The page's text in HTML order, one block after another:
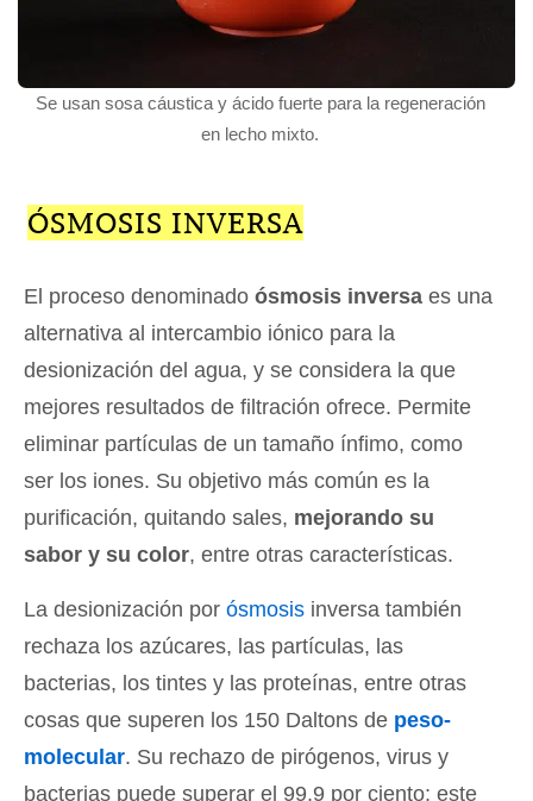
Se usan sosa cáustica y ácido fuerte para la regeneración
en lecho mixto.
ÓSMOSIS INVERSA
El proceso denominado ósmosis inversa es una
alternativa al intercambio iónico para la
desionización del agua, y se considera la que
mejores resultados de filtración ofrece. Permite
eliminar partículas de un tamaño ínfimo, como
ser los iones. Su objetivo más común es la
purificación, quitando sales, mejorando su
sabor y su color, entre otras características.
La desionización por ósmosis inversa también
rechaza los azúcares, las partículas, las
bacterias, los tintes y las proteínas, entre otras
cosas que superen los 150 Daltons de peso-
molecular. Su rechazo de pirógenos, virus y
bacterias puede superar el 99,9 por ciento; este